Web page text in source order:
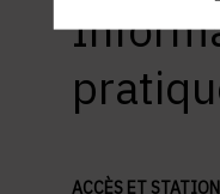
ACCÈS ET